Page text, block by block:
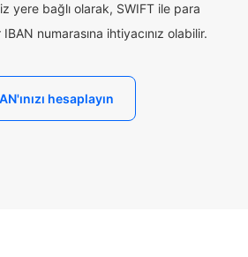
yere bağlı olarak, SWIFT ile para
numarasına ihtiyacınız olabilir.
hesaplayın